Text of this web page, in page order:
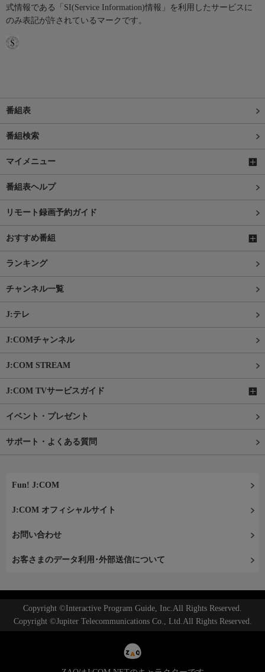
式情報である「SI(Service Information)情報」を利用したサービスに
のみ表記が許されているマークです。
番組表
番組検索
マイメニュー
番組表ヘルプ
リモート録画予約ガイド
おすすめ番組
ランキング
チャンネル一覧
J:テレ
J:COMチャンネル
J:COM STREAM
J:COM TVサービスガイド
イベント・プレゼント
サポート・よくある質問
Fun! J:COM
J:COM オフィシャルサイト
お問い合わせ
お客さまのデータ利用･外部送信について
Copyright ©Interactive Program Guide, Inc.All Rights Reserved.
Copyright ©Jupiter Telecommunications Co., Ltd.All Rights Reserved.